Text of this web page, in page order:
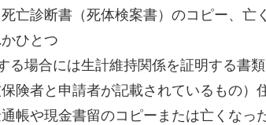
亡診断書（死体検案書）のコピー、亡
ひとつ
る場合には生計維持関係を証明する書類
険者と申請者が記載されているもの）
帳や現金書留のコピーまたは亡くなっ